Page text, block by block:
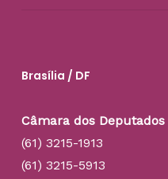
Brasília / DF
Câmara dos Deputados
(61) 3215-1913
(61) 3215-5913